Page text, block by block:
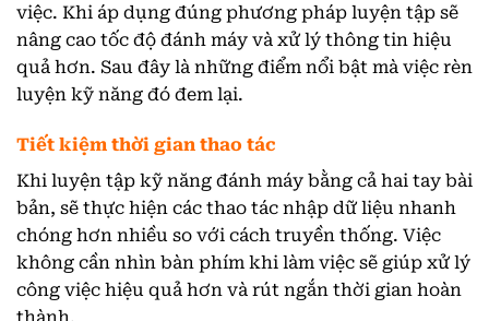
việc. Khi áp dụng đúng phương pháp luyện tập sẽ
nâng cao tốc độ đánh máy và xử lý thông tin hiệu
quả hơn. Sau đây là những điểm nổi bật mà việc rèn
luyện kỹ năng đó đem lại.
Tiết kiệm thời gian thao tác
Khi luyện tập kỹ năng đánh máy bằng cả hai tay bài
bản, sẽ thực hiện các thao tác nhập dữ liệu nhanh
chóng hơn nhiều so với cách truyền thống. Việc
không cần nhìn bàn phím khi làm việc sẽ giúp xử lý
công việc hiệu quả hơn và rút ngắn thời gian hoàn